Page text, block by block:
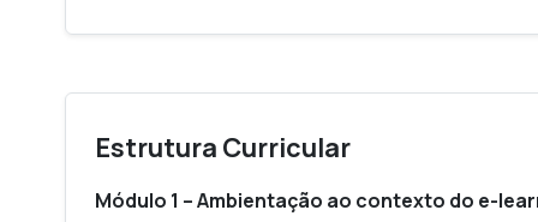
Estrutura Curricular
Módulo 1 – Ambientação ao contexto do e-